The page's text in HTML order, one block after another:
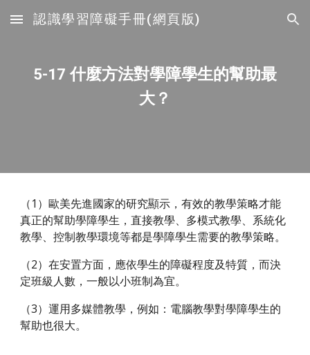
Skip to main content Skip to navigation
認識學習障礙手冊(網頁版)
5-17 什麼方法對學障學生的幫助最
大？
（1）歐美先進國家的研究顯示，有效的教學策略才能
真正的幫助學障學生，直接教學、多模式教學、系統化
教學、控制教學環境等都是學障學生需要的教學策略。
（2）在安置方面，應依學生的障礙程度及特質，而決
定班級人數，一般以小班制為宜。
（3）運用多媒體教學，例如：電腦教學對學障學生的
幫助也很大。